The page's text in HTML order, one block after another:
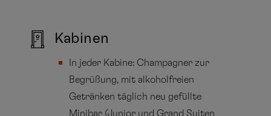
Kabinen
In jeder Kabine: Champagner zur
Begrüßung, mit alkoholfreien
Getränken täglich neu gefüllte
Minibar (Junior und Grand Suiten